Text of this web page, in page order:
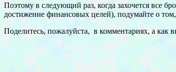
Поэтому в следующий раз, когда захочется все
достижение финансовых целей), подумайте о
Поделитесь, пожалуйста, в комментариях, а как